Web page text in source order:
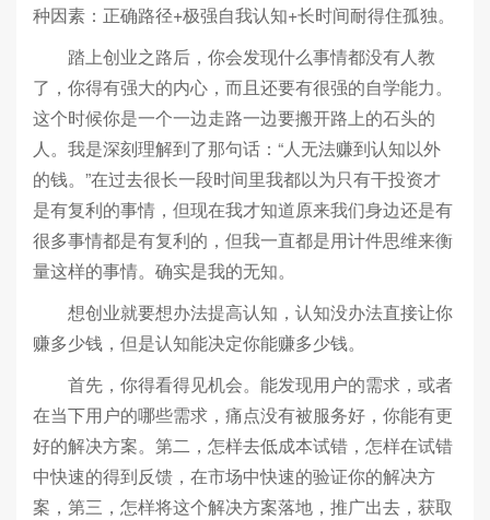
种因素：正确路径+极强自我认知+长时间耐得住孤独。
踏上创业之路后，你会发现什么事情都没有人教
了，你得有强大的内心，而且还要有很强的自学能力。
这个时候你是一个一边走路一边要搬开路上的石头的
人。我是深刻理解到了那句话：“人无法赚到认知以外
的钱。”在过去很长一段时间里我都以为只有干投资才
是有复利的事情，但现在我才知道原来我们身边还是有
很多事情都是有复利的，但我一直都是用计件思维来衡
量这样的事情。确实是我的无知。
想创业就要想办法提高认知，认知没办法直接让你
赚多少钱，但是认知能决定你能赚多少钱。
首先，你得看得见机会。能发现用户的需求，或者
在当下用户的哪些需求，痛点没有被服务好，你能有更
好的解决方案。第二，怎样去低成本试错，怎样在试错
中快速的得到反馈，在市场中快速的验证你的解决方
案，第三，怎样将这个解决方案落地，推广出去，获取